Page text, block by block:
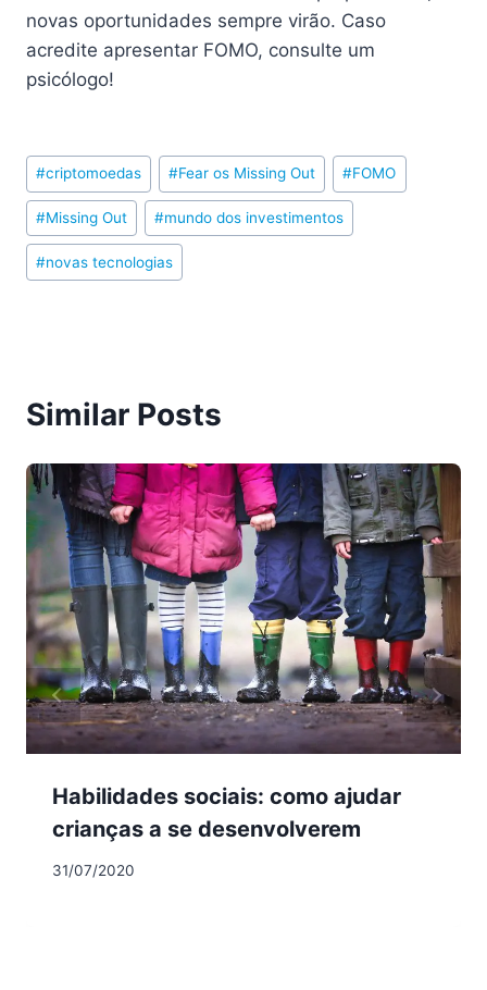
novas oportunidades sempre virão. Caso
acredite apresentar FOMO, consulte um
psicólogo!
Post
Tags:
#criptomoedas #Fear os Missing Out #FOMO
#Missing Out #mundo dos investimentos
#novas tecnologias
Similar Posts
Habilidades sociais: como ajudar
crianças a se desenvolverem
31/07/2020